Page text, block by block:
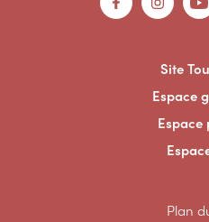
Site
Espace
Espace
Plan